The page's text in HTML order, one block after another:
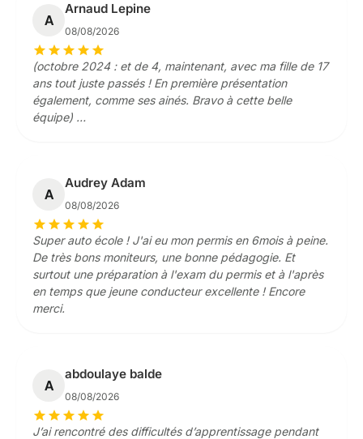
A
Arnaud Lepine
08/08/2026
starstarstarstarstar
(octobre 2024 : et de 4, maintenant, avec ma fille de 17
ans tout juste passés ! En première présentation
également, comme ses ainés. Bravo à cette belle
équipe) …
A
Audrey Adam
08/08/2026
starstarstarstarstar
Super auto école ! J'ai eu mon permis en 6mois à peine.
De très bons moniteurs, une bonne pédagogie. Et
surtout une préparation à l'exam du permis et à l'après
en temps que jeune conducteur excellente ! Encore
merci.
A
abdoulaye balde
08/08/2026
starstarstarstarstar
J’ai rencontré des difficultés d’apprentissage pendant